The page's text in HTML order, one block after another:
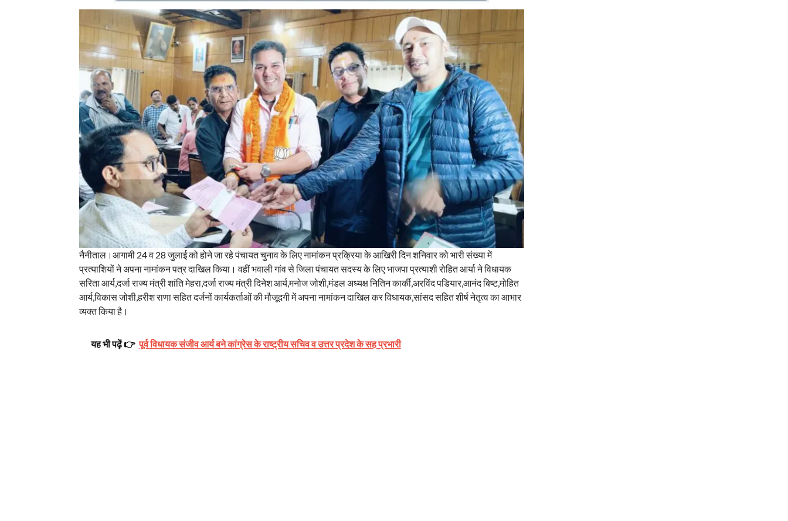
नैनीताल।आगामी 24 व 28 जुलाई को होने जा रहे पंचायत चुनाव के लिए नामांकन प्रक्रिया के आखिरी दिन शनिवार को भारी संख्या में
प्रत्याशियों ने अपना नामांकन पत्र दाखिल किया। वहीं भवाली गांव से जिला पंचायत सदस्य के लिए भाजपा प्रत्याशी रोहित आर्या ने विधायक
सरिता आर्य,दर्जा राज्य मंत्री शांति मेहरा,दर्जा राज्य मंत्री दिनेश आर्य,मनोज जोशी,मंडल अध्यक्ष नितिन कार्की,अरविंद पडियार,आनंद बिष्ट,मोहित
आर्य,विकास जोशी,हरीश राणा सहित दर्जनों कार्यकर्ताओं की मौजूदगी में अपना नामांकन दाखिल कर विधायक,सांसद सहित शीर्ष नेतृत्व का आभार
व्यक्त किया है।
यह भी पढ़ें 👉 पूर्व विधायक संजीव आर्य बने कांग्रेस के राष्ट्रीय सचिव व उत्तर प्रदेश के सह प्रभारी